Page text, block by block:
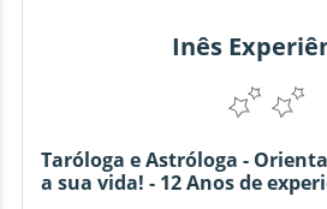
Inês
Taróloga e Astróloga -
a sua vida! - 12 Anos de